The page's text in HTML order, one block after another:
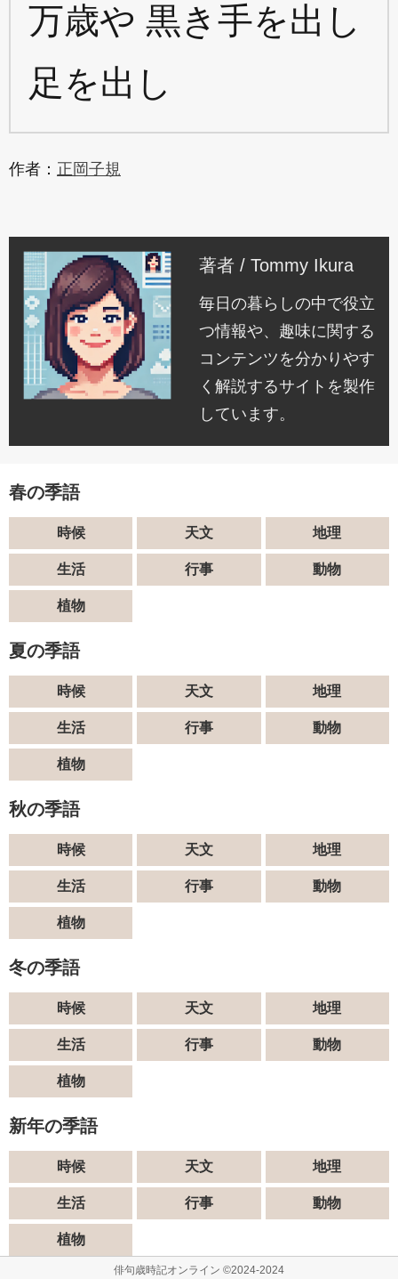
万歳や 黒き手を出し
足を出し
作者： 正岡子規
著者 / Tommy Ikura
毎日の暮らしの中で役立
つ情報や、趣味に関する
コンテンツを分かりやす
く解説するサイトを製作
しています。
春の季語
時候 天文 地理
生活 行事 動物
植物
夏の季語
時候 天文 地理
生活 行事 動物
植物
秋の季語
時候 天文 地理
生活 行事 動物
植物
冬の季語
時候 天文 地理
生活 行事 動物
植物
新年の季語
時候 天文 地理
生活 行事 動物
植物
俳句歳時記オンライン ©2024-2024